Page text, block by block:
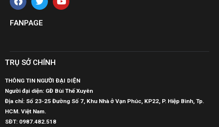
FANPAGE
TRỤ SỞ CHÍNH
THÔNG TIN NGƯỜI ĐẠI DIỆN
Người đại diện: GĐ Bùi Thế Xuyên
Địa chỉ: Số 23-25 Đường Số 7, Khu Nhà ở Vạn Phúc, KP22, P. Hiệp Bình, Tp.
HCM. Việt Nam.
SĐT: 0987.482.518